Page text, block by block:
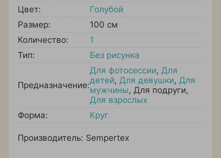
Цвет:
Голубой
Размер:
100 см
Количество:
1
Тип:
Без рисунка
Предназначение:
Для фотосессии, Для
детей, Для девушки, Для
мужчины, Для подруги,
Для взрослых
Форма:
Круг
Производитель: Sempertex